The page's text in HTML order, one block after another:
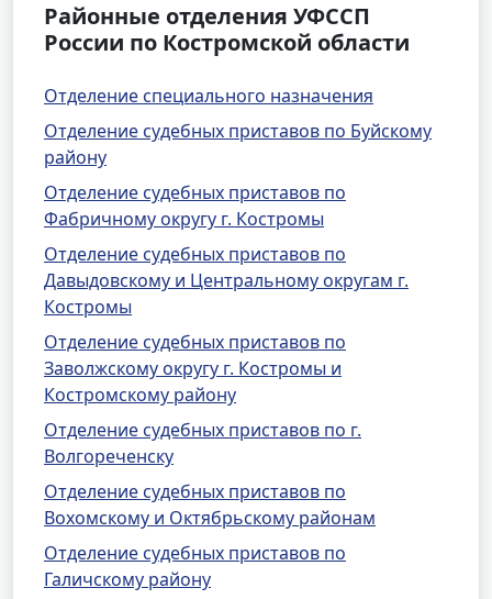
Районные отделения УФССП
России по Костромской области
Отделение специального назначения
Отделение судебных приставов по Буйскому
району
Отделение судебных приставов по
Фабричному округу г. Костромы
Отделение судебных приставов по
Давыдовскому и Центральному округам г.
Костромы
Отделение судебных приставов по
Заволжскому округу г. Костромы и
Костромскому району
Отделение судебных приставов по г.
Волгореченску
Отделение судебных приставов по
Вохомскому и Октябрьскому районам
Отделение судебных приставов по
Галичскому району